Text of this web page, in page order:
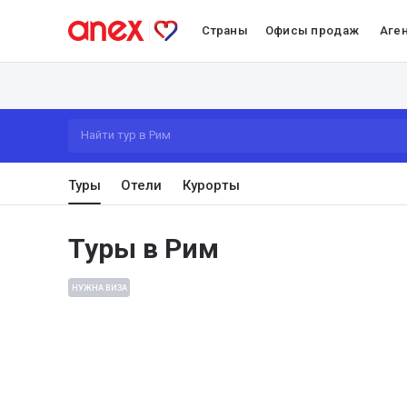
Страны Офисы продаж
Найти тур в Рим
Туры Отели Курорты
Туры в Рим
НУЖНА ВИЗА